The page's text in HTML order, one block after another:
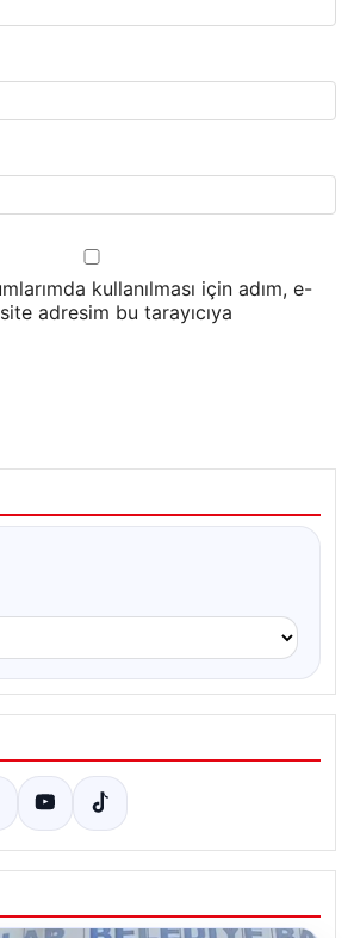
kullanılması için adım, e-
adresim bu tarayıcıya